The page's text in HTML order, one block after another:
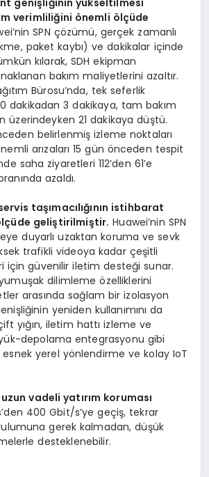
verimliliğini önemli ölçüde
SPN çözümü, gerçek zamanlı
paket kaybı) ve dakikalar içinde
kılarak, SDH ekipman
bakım maliyetlerini azaltır.
Bürosu’nda, tek seferlik
dakikadan 3 dakikaya, tam bakım
üzerindeyken 21 dakikaya düştü.
belirlenmiş izleme noktaları
arızaları 15 gün önceden tespit
saha ziyaretleri 112’den 61’e
azaldı.
taşımacılığının istihbarat
geliştirilmiştir. Huawei’nin SPN
duyarlı uzaktan koruma ve sevk
trafikli videoya kadar çeşitli
için güvenilir iletim desteği sunar.
dilimleme özelliklerini
arasında sağlam bir izolasyon
yeniden kullanımını da
yığın, iletim hattı izleme ve
depolama entegrasyonu gibi
yerel yönlendirme ve kolay IoT
vadeli yatırım koruması
400 Gbit/s’ye geçiş, tekrar
gerek kalmadan, düşük
desteklenebilir.